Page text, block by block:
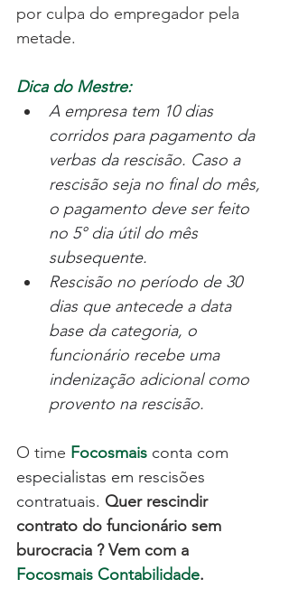
por culpa do empregador pela
metade.
Dica do Mestre:
A empresa tem 10 dias
corridos para pagamento da
verbas da rescisão. Caso a
rescisão seja no final do mês,
o pagamento deve ser feito
no 5° dia útil do mês
subsequente.
Rescisão no período de 30
dias que antecede a data
base da categoria, o
funcionário recebe uma
indenização adicional como
provento na rescisão.
O time Focosmais conta com
especialistas em rescisões
contratuais. Quer rescindir
contrato do funcionário sem
burocracia ? Vem com a
Focosmais Contabilidade.